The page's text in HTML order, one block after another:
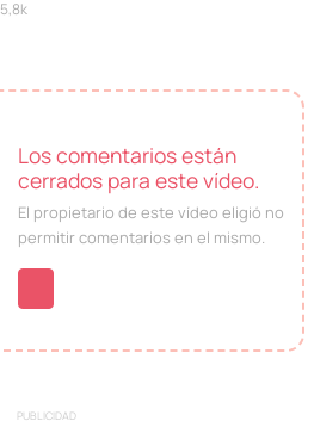
Los comentarios están
cerrados para este vídeo.
El propietario de este vídeo eligió no
permitir comentarios en el mismo.
5,8k
PUBLICIDAD